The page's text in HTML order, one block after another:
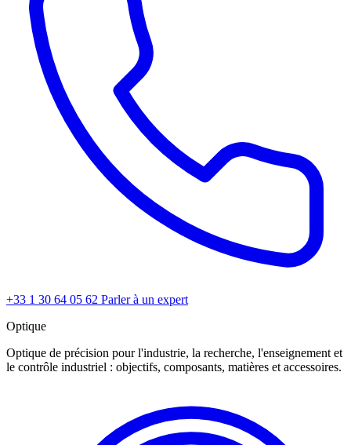
+33 1 30 64 05 62 Parler à un expert
Optique
Optique de précision pour l'industrie, la recherche, l'enseignement et
le contrôle industriel : objectifs, composants, matières et accessoires.